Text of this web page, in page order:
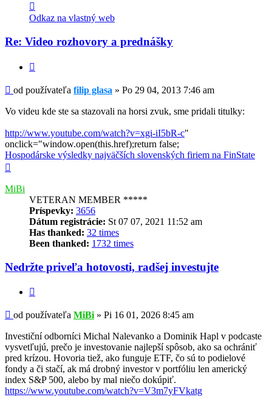
informácie
používateľa
-
filip
Odkaz na vlastný web
Re: Video rozhovory a prednášky
Príspevok
od používateľa filip glasa » Po 29 04, 2013 7:46 am
Vo videu kde ste sa stazovali na horsi zvuk, sme pridali titulky:
http://www.youtube.com/watch?v=xgi-iI5bR-c"
onclick="window.open(this.href);return false;
Hospodárske výsledky najväčších slovenských firiem na FinState
MiBi
VETERAN MEMBER *****
Príspevky: 3656
Dátum registrácie: St 07 07, 2021 11:52 am
Has thanked: 32 times
Been thanked: 1732 times
Nedržte priveľa hotovosti, radšej investujte
Príspevok
od používateľa MiBi » Pi 16 01, 2026 8:45 am
Investiční odborníci Michal Nalevanko a Dominik Hapl v podcaste
vysvetľujú, prečo je investovanie najlepší spôsob, ako sa ochrániť
pred krízou. Hovoria tiež, ako funguje ETF, čo sú to podielové
fondy a či stačí, ak má drobný investor v portfóliu len americký
index S&P 500, alebo by mal niečo dokúpiť.
https://www.youtube.com/watch?v=V3m7yFVkatg